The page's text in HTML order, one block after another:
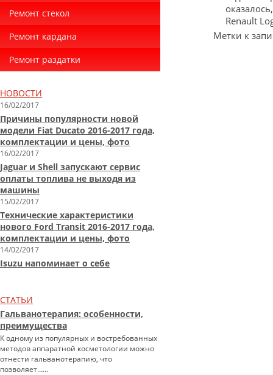
Ремонт стекол
Ремонт кардана
Ремонт раздатки
НОВОСТИ
16/02/2017
Причины популярности новой
модели Fiat Ducato 2016-2017 года,
комплектации и цены, фото
16/02/2017
Jaguar и Shell запускают сервис
оплаты топлива не выходя из
машины
15/02/2017
Технические характеристики
нового Ford Transit 2016-2017 года,
комплектации и цены, фото
14/02/2017
Isuzu напоминает о себе
СТАТЬИ
Гальванотерапия: особенности,
преимущества
К одному из популярных и востребованных
методов аппаратной косметологии можно
отнести гальванотерапию, что
позволяет…...
Renault
Метки к